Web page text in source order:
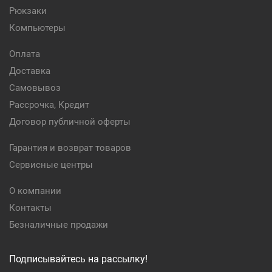
Рюкзаки
Компьютеры
Оплата
Доставка
Самовывоз
Рассрочка, Кредит
Договор публичной оферты
Гарантия и возврат товаров
Сервисные центры
О компании
Контакты
Безналичные продажи
Подписывайтесь на рассылку!